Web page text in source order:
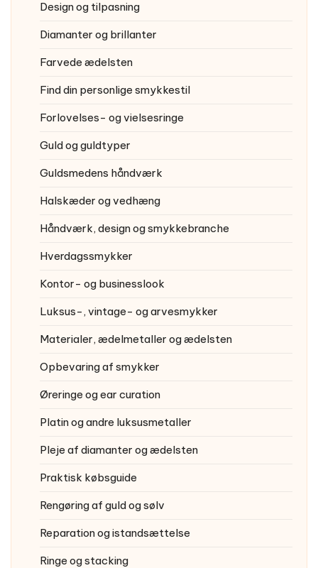
Design og tilpasning
Diamanter og brillanter
Farvede ædelsten
Find din personlige smykkestil
Forlovelses- og vielsesringe
Guld og guldtyper
Guldsmedens håndværk
Halskæder og vedhæng
Håndværk, design og smykkebranche
Hverdagssmykker
Kontor- og businesslook
Luksus-, vintage- og arvesmykker
Materialer, ædelmetaller og ædelsten
Opbevaring af smykker
Øreringe og ear curation
Platin og andre luksusmetaller
Pleje af diamanter og ædelsten
Praktisk købsguide
Rengøring af guld og sølv
Reparation og istandsættelse
Ringe og stacking